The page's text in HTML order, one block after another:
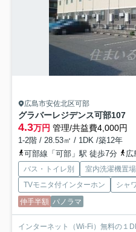
広島市安佐北区可部
グラバーレジデンス可部107
4.3万円 管理/共益費4,000円
1-2階 / 28.53㎡ / 1DK /築12年
可部線「可部」駅 徒歩7分
広島
バス・トイレ別 室内洗濯機置場
TVモニタ付インターホン
シャ
仲手半額 パノラマ
インターネット（Wi-Fi）無料の１